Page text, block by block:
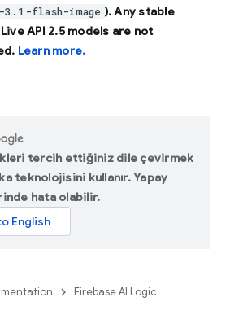
3.1-flash-image ). Any stable
API 2.5 models are not
Learn more.
tercih ettiğiniz dile çevirmek
teknolojisini kullanır. Yapay
hata olabilir.
Firebase AI Logic